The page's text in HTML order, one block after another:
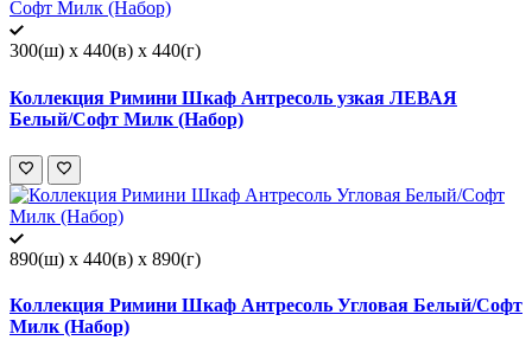
300(ш) x 440(в) x 440(г)
Коллекция Римини Шкаф Антресоль узкая ЛЕВАЯ
Белый/Софт Милк (Набор)
890(ш) x 440(в) x 890(г)
Коллекция Римини Шкаф Антресоль Угловая Белый/Софт
Милк (Набор)